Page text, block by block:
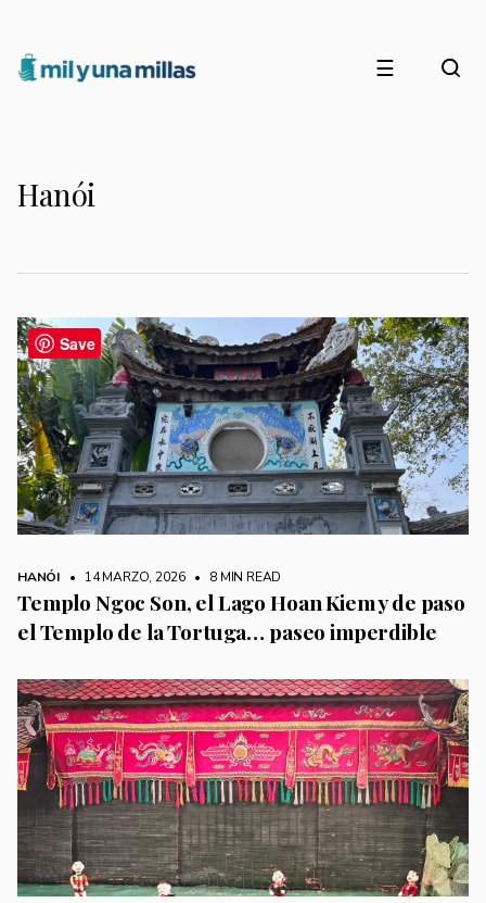
☰
Hanói
HANÓI • 14 MARZO, 2026 • 8 MIN READ
Templo Ngoc Son, el Lago Hoan Kiem y de paso
el Templo de la Tortuga… paseo imperdible
Save